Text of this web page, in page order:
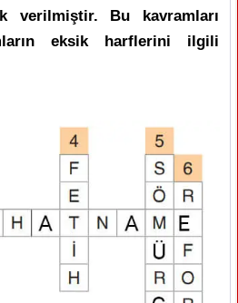
verilmiştir. Bu kavramları
eksik harflerini ilgili